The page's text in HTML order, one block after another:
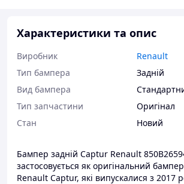
Характеристики та опис
Виробник
Renault
Тип бампера
Задній
Вид бампера
Тип запчастини
Оригінал
Стан
Новий
Бампер задній Captur Renault
застосовується як оригінальний
Renault Captur, які випускалися з 2017